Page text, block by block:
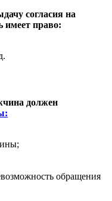
согласия на
имеет право:
должен
обращения